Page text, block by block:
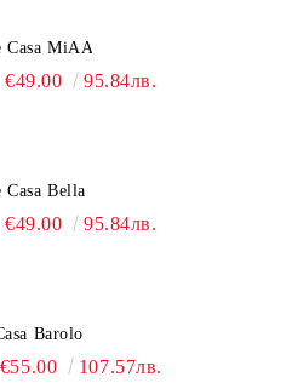
MiAA
€49.00 95.84лв.
Bella
€49.00 95.84лв.
Barolo
€55.00 107.57лв.